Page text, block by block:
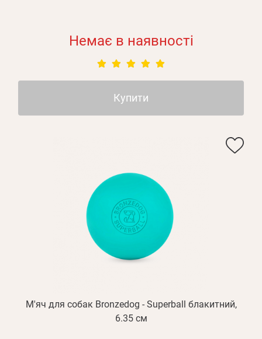
Немає в наявності
Купити
М'яч для собак Bronzedog - Superball блакитний,
6.35 см